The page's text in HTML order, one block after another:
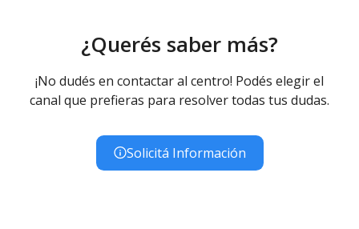
¿Querés saber más?
¡No dudés en contactar al centro! Podés elegir el
canal que prefieras para resolver todas tus dudas.
Solicitá Información